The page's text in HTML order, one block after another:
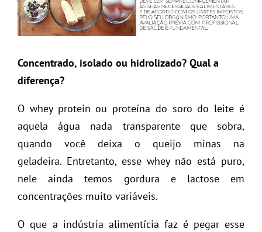
Concentrado, isolado ou hidrolizado? Qual a
diferença?
O whey protein ou proteína do soro do leite é
aquela água nada transparente que sobra,
quando você deixa o queijo minas na
geladeira. Entretanto, esse whey não está puro,
nele ainda temos gordura e lactose em
concentrações muito variáveis.
O que a indústria alimentícia faz é pegar esse